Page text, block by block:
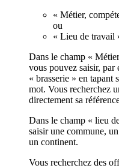
« Métier,
ou
« Lieu de travail
Dans le champ «
vous pouvez saisir, par
« brasserie » en tapant
mot. Vous recherchez
directement sa
Dans le champ « lieu
saisir une commune,
un continent.
Vous recherchez des